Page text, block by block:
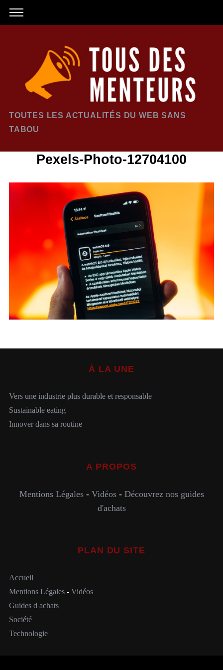
TOUTES LES ACTUALITÉS DU WEB SANS
TABOU
Pexels-Photo-12704100
À LA UNE
Vers une industrie plus durable et responsable
Sustainable eating
Innover dans sa routine
A PROPOS
Mentions Légales- Vidéos- Découvrez nos guides
d'achats
PLAN DU SITE
Accueil
Mentions Légales- Vidéos
Guides d achats
Société
Technologie
S
e
c
r